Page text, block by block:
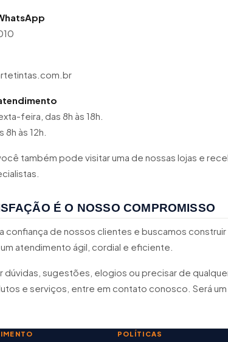
feira, das 8h às 18h.
às 12h.
também pode visitar uma de nossas lojas e
É O NOSSO COMPROMISSO
confiança de nossos clientes e buscamos
atendimento ágil, cordial e eficiente.
dúvidas, sugestões, elogios ou precisar de
e serviços, entre em contato conosco. Será
POLÍTICAS